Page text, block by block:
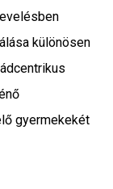
különösen
gyermekekét